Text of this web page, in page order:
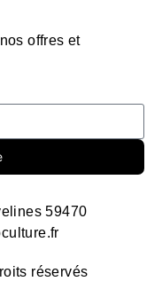
offres et
réservés
59470